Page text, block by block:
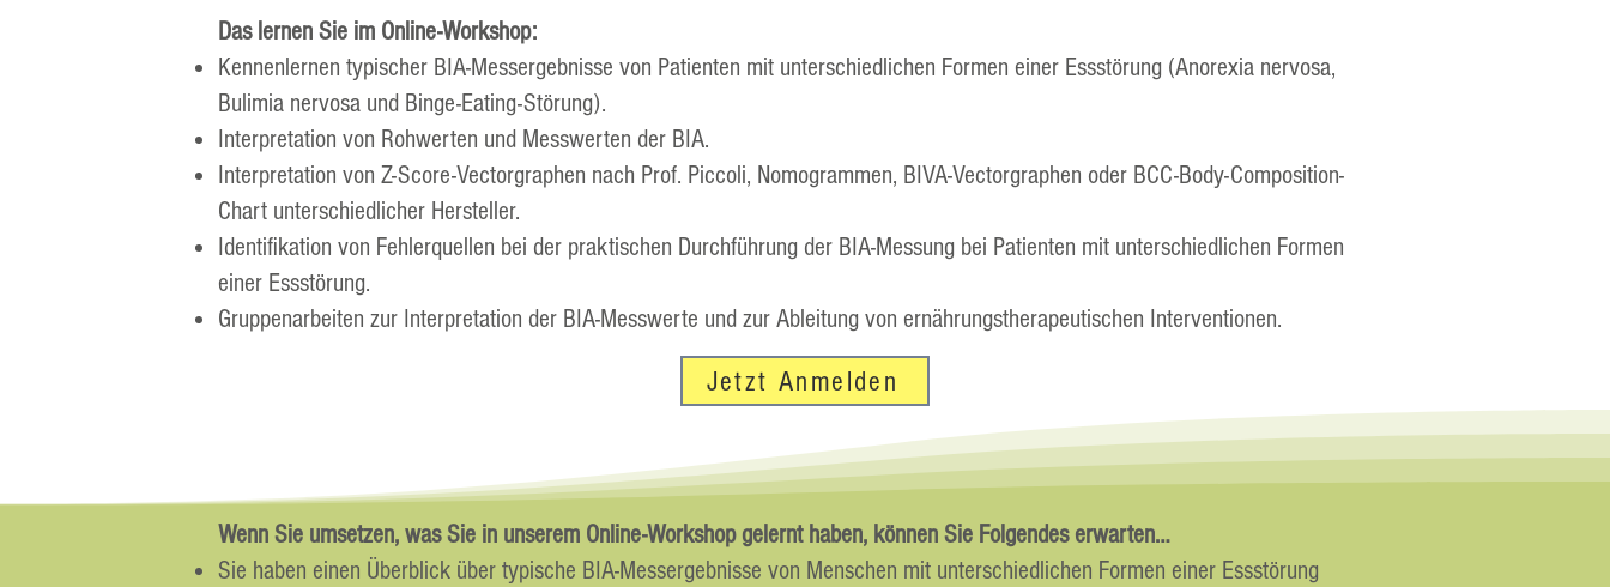
Das lernen Sie im Online-Workshop:
Kennenlernen typischer BIA-Messergebnisse von Patienten mit unterschiedlichen Formen einer Essstörung (Anorexia nervosa,
Bulimia nervosa und Binge-Eating-Störung).
Interpretation von Rohwerten und Messwerten der BIA.
Interpretation von Z-Score-Vectorgraphen nach Prof. Piccoli, Nomogrammen, BIVA-Vectorgraphen oder BCC-Body-Composition-
Chart unterschiedlicher Hersteller.
Identifikation von Fehlerquellen bei der praktischen Durchführung der BIA-Messung bei Patienten mit unterschiedlichen Formen
einer Essstörung.
Gruppenarbeiten zur Interpretation der BIA-Messwerte und zur Ableitung von ernährungstherapeutischen Interventionen.
Jetzt Anmelden
Wenn Sie umsetzen, was Sie in unserem Online-Workshop gelernt haben, können Sie Folgendes erwarten…
Sie haben einen Überblick über typische BIA-Messergebnisse von Menschen mit unterschiedlichen Formen einer Essstörung